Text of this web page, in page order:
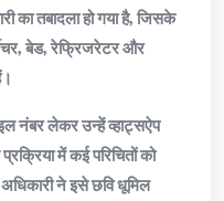
का तबादला हो गया है, जिसके
बेड, रेफ्रिजरेटर और
नंबर लेकर उन्हें व्हाट्सऐप
में कई परिचितों को
ने इसे छवि धूमिल